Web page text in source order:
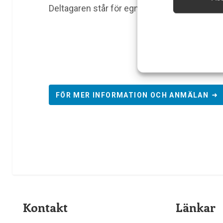
och
Deltagaren står för egna kostnader såsom
FÖR MER INFORMATION OCH ANMÄLAN
Kontakt Länkar